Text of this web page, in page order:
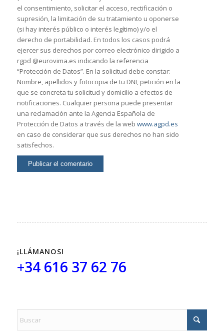
el consentimiento, solicitar el acceso, rectificación o
supresión, la limitación de su tratamiento u oponerse
(si hay interés público o interés legítimo) y/o el
derecho de portabilidad. En todos los casos podrá
ejercer sus derechos por correo electrónico dirigido a
rgpd @eurovima.es indicando la referencia
“Protección de Datos”. En la solicitud debe constar:
Nombre, apellidos y fotocopia de tu DNI, petición en la
que se concreta tu solicitud y domicilio a efectos de
notificaciones. Cualquier persona puede presentar
una reclamación ante la Agencia Española de
Protección de Datos a través de la web www.agpd.es
en caso de considerar que sus derechos no han sido
satisfechos.
¡LLÁMANOS!
+34 616 37 62 76